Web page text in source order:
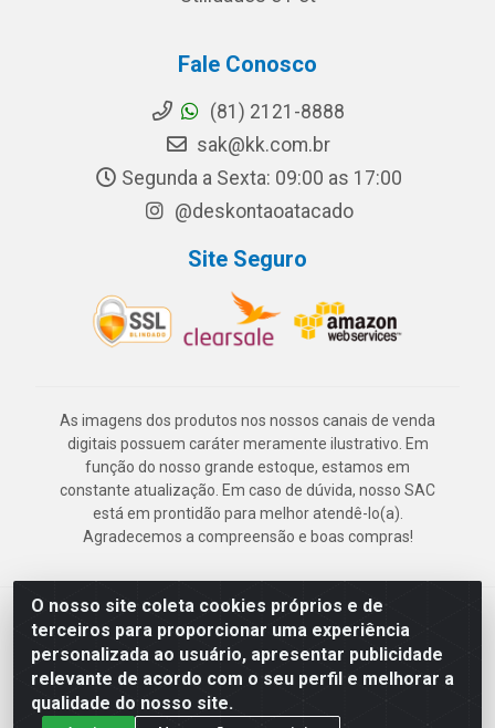
O nosso site coleta cookies próprios e de
terceiros para proporcionar uma experiência
personalizada ao usuário, apresentar publicidade
relevante de acordo com o seu perfil e melhorar a
qualidade do nosso site.
Fale Conosco
(81) 2121-8888
sak@kk.com.br
Segunda a Sexta: 09:00 as 17:00
@deskontaoatacado
Site Seguro
As imagens dos produtos nos nossos canais de venda
digitais possuem caráter meramente ilustrativo. Em
função do nosso grande estoque, estamos em
constante atualização. Em caso de dúvida, nosso SAC
está em prontidão para melhor atendê-lo(a).
Agradecemos a compreensão e boas compras!
Deskontão Atacado - Av. Marechal Mascarenhas de Morais, 2471 -
Imbiribeira - Recife/PE - CEP 51.150-001 - CNPJ 24.150.377/0003-
57